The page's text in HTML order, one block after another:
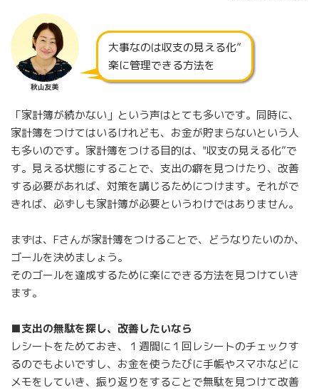
秋山友美
大事なのは収支の見える化”
楽に管理できる方法を
「家計簿が続かない」という声はとても多いです。同時に、
家計簿をつけてはいるけれども、お金が貯まらないという人
も多いのです。家計簿をつける目的は、‟収支の見える化”で
す。見える状態にすることで、支出の癖を見つけたり、改善
する必要があれば、対策を講じるためにつけます。それがで
きれば、必ずしも家計簿が必要というわけではありません。
まずは、Fさんが家計簿をつけることで、どうなりたいのか、
ゴールを決めましょう。
そのゴールを達成するために楽にできる方法を見つけていき
ます。
■支出の無駄を探し、改善したいなら
レシートをためておき、１週間に１回レシートのチェックす
るのでもよいですし、お金を使うたびに手帳やスマホなどに
メモをしていき、振り返りをすることで無駄を見つけて改善